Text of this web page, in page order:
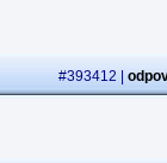
#393412 |